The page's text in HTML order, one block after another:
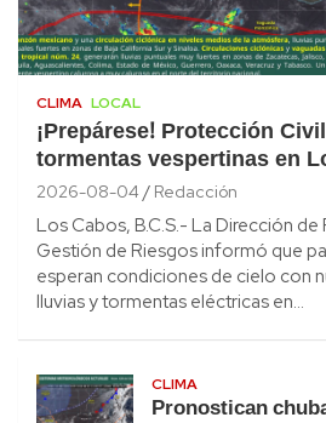
CLIMA LOCAL
¡Prepárese! Protección
tormentas vespertinas en
2026-08-04 Redacción
Los Cabos, B.C.S.- La Dirección
Gestión de Riesgos informó que
esperan condiciones de cielo con
lluvias y tormentas eléctricas en…
CLIMA
Pronostican